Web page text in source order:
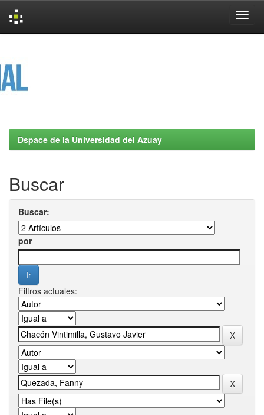
Dspace de la Universidad del Azuay
Buscar
Buscar:
por
Filtros actuales: